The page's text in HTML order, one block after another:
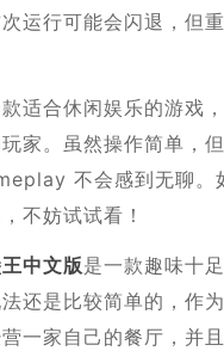
运行可能会闪退，但
适合休闲娱乐的游戏
家。虽然操作简单，
不会感到无聊。
不妨试试看！
中文版是一款趣味十
还是比较简单的，作
一家自己的餐厅，并